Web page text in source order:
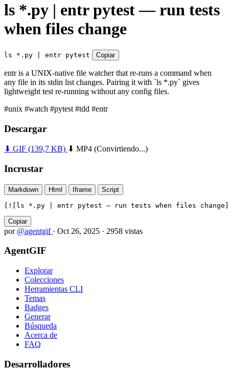
ls *.py | entr pytest — run tests
when files change
ls *.py | entr pytest Copiar
entr is a UNIX-native file watcher that re-runs a command when
any file in its stdin list changes. Pairing it with `ls *.py` gives
lightweight test re-running without any config files.
#unix #watch #pytest #tdd #entr
Descargar
⬇ GIF (139,7 KB) ⬇ MP4 (Convirtiendo...)
Incrustar
Markdown Html Iframe Script
[![ls *.py | entr pytest — run tests when files
Copiar
por @agentgif · Oct 26, 2025 · 2958 vistas
AgentGIF
Explorar
Colecciones
Herramientas CLI
Temas
Badges
Generar
Búsqueda
Acerca de
FAQ
Desarrolladores